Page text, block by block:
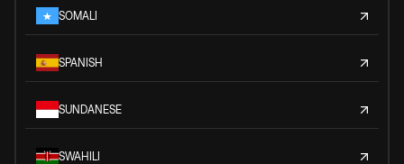
SOMALI
SPANISH
SUNDANESE
SWAHILI